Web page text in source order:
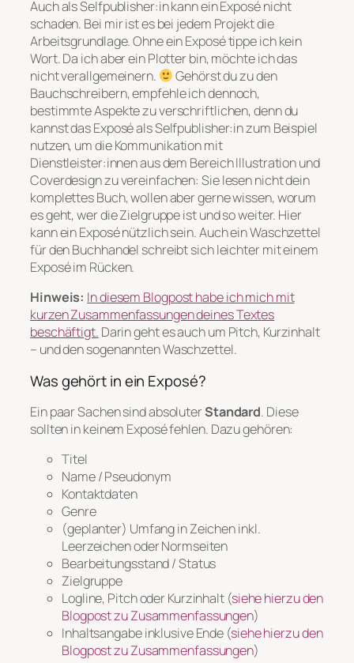
Auch als Selfpublisher:in kann ein Exposé nicht
schaden. Bei mir ist es bei jedem Projekt die
Arbeitsgrundlage. Ohne ein Exposé tippe ich kein
Wort. Da ich aber ein Plotter bin, möchte ich das
nicht verallgemeinern.
Gehörst du zu den
Bauchschreibern, empfehle ich dennoch,
bestimmte Aspekte zu verschriftlichen, denn du
kannst das Exposé als Selfpublisher:in zum Beispiel
nutzen, um die Kommunikation mit
Dienstleister:innen aus dem Bereich Illustration und
Coverdesign zu vereinfachen: Sie lesen nicht dein
komplettes Buch, wollen aber gerne wissen, worum
es geht, wer die Zielgruppe ist und so weiter. Hier
kann ein Exposé nützlich sein. Auch ein Waschzettel
für den Buchhandel schreibt sich leichter mit einem
Exposé im Rücken.
Hinweis: In diesem Blogpost habe ich mich mit
kurzen Zusammenfassungen deines Textes
beschäftigt. Darin geht es auch um Pitch, Kurzinhalt
– und den sogenannten Waschzettel.
Was gehört in ein Exposé?
Ein paar Sachen sind absoluterStandard. Diese
sollten in keinem Exposé fehlen. Dazu gehören:
Titel
Name / Pseudonym
Kontaktdaten
Genre
(geplanter) Umfang in Zeichen inkl.
Leerzeichen oder Normseiten
Bearbeitungsstand / Status
Zielgruppe
Logline, Pitch oder Kurzinhalt (siehe hierzu den
Blogpost zu Zusammenfassungen)
Inhaltsangabe inklusive Ende (siehe hierzu den
Blogpost zu Zusammenfassungen)